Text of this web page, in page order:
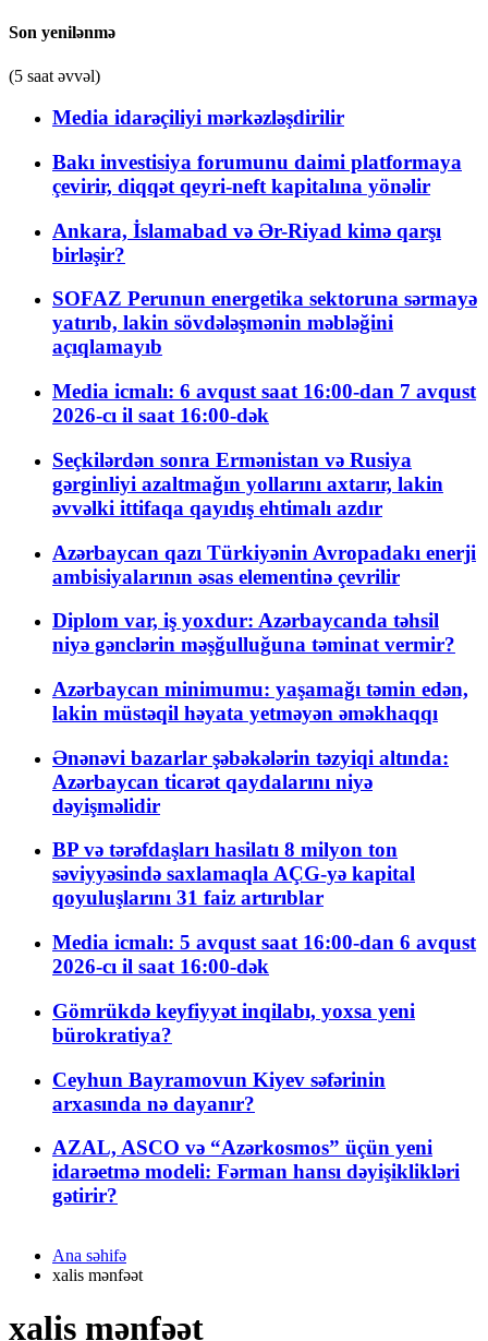
Son yenilənmə
(5 saat əvvəl)
Media idarəçiliyi mərkəzləşdirilir
Bakı investisiya forumunu daimi platformaya
çevirir, diqqət qeyri-neft kapitalına yönəlir
Ankara, İslamabad və Ər-Riyad kimə qarşı
birləşir?
SOFAZ Perunun energetika sektoruna sərmayə
yatırıb, lakin sövdələşmənin məbləğini
açıqlamayıb
Media icmalı: 6 avqust saat 16:00-dan 7 avqust
2026-cı il saat 16:00-dək
Seçkilərdən sonra Ermənistan və Rusiya
gərginliyi azaltmağın yollarını axtarır, lakin
əvvəlki ittifaqa qayıdış ehtimalı azdır
Azərbaycan qazı Türkiyənin Avropadakı enerji
ambisiyalarının əsas elementinə çevrilir
Diplom var, iş yoxdur: Azərbaycanda təhsil
niyə gənclərin məşğulluğuna təminat vermir?
Azərbaycan minimumu: yaşamağı təmin edən,
lakin müstəqil həyata yetməyən əməkhaqqı
Ənənəvi bazarlar şəbəkələrin təzyiqi altında:
Azərbaycan ticarət qaydalarını niyə
dəyişməlidir
BP və tərəfdaşları hasilatı 8 milyon ton
səviyyəsində saxlamaqla AÇG-yə kapital
qoyuluşlarını 31 faiz artırıblar
Media icmalı: 5 avqust saat 16:00-dan 6 avqust
2026-cı il saat 16:00-dək
Gömrükdə keyfiyyət inqilabı, yoxsa yeni
bürokratiya?
Ceyhun Bayramovun Kiyev səfərinin
arxasında nə dayanır?
AZAL, ASCO və “Azərkosmos” üçün yeni
idarəetmə modeli: Fərman hansı dəyişiklikləri
gətirir?
Ana səhifə
xalis mənfəət
xalis mənfəət